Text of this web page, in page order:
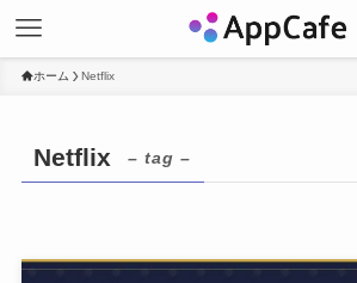
ホーム Netflix
Netflix – tag –